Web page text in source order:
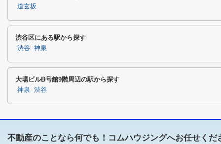
道玄坂
渋谷区にある駅から探す
渋谷 神泉
大場ビルB号館9階周辺の駅から探す
神泉 渋谷
不動産のことなら何でも！コムハウジングへお任せくだ